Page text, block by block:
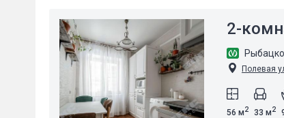
2-
Полевая
56 м2 33 м2